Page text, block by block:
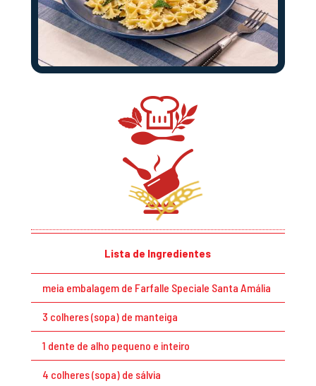
Lista de Ingredientes
meia embalagem de Farfalle Speciale Santa Amália
3 colheres (sopa) de manteiga
1 dente de alho pequeno e inteiro
4 colheres (sopa) de sálvia